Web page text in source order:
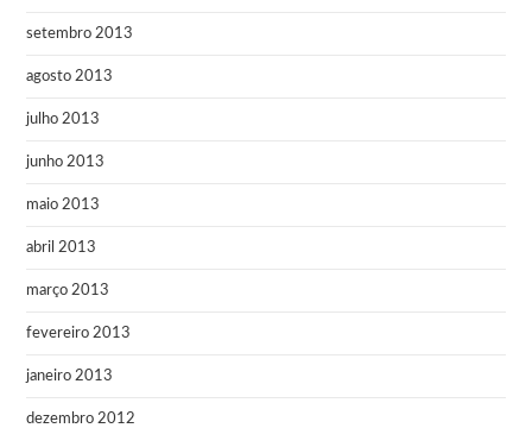
setembro 2013
agosto 2013
julho 2013
junho 2013
maio 2013
abril 2013
março 2013
fevereiro 2013
janeiro 2013
dezembro 2012